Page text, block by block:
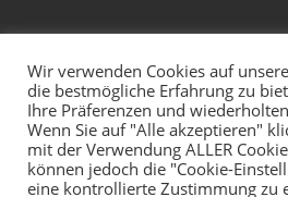
Service
Impressum & Datenschutz
Cookie Richtlinien
Wir verwenden Cookies auf
die bestmögliche Erfahrung zu
Ihre Präferenzen und
Wenn Sie auf "Alle akzeptieren"
mit der Verwendung ALLER
können jedoch die "Cookie-
eine kontrollierte Zustimmung zu